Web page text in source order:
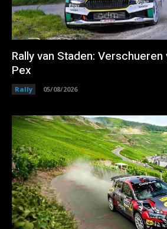
Rally van Staden:
Pex
Rally 05/08/2026